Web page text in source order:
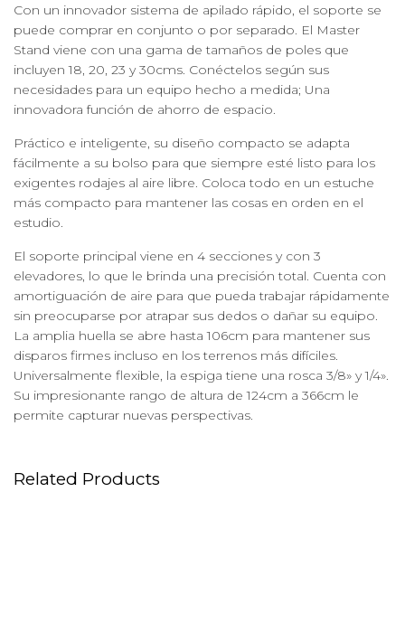
Con un innovador sistema de apilado rápido, el soporte se
puede comprar en conjunto o por separado. El Master
Stand viene con una gama de tamaños de poles que
incluyen 18, 20, 23 y 30cms. Conéctelos según sus
necesidades para un equipo hecho a medida; Una
innovadora función de ahorro de espacio.
Práctico e inteligente, su diseño compacto se adapta
fácilmente a su bolso para que siempre esté listo para los
exigentes rodajes al aire libre. Coloca todo en un estuche
más compacto para mantener las cosas en orden en el
estudio.
El soporte principal viene en 4 secciones y con 3
elevadores, lo que le brinda una precisión total. Cuenta con
amortiguación de aire para que pueda trabajar rápidamente
sin preocuparse por atrapar sus dedos o dañar su equipo.
La amplia huella se abre hasta 106cm para mantener sus
disparos firmes incluso en los terrenos más difíciles.
Universalmente flexible, la espiga tiene una rosca 3/8» y 1/4».
Su impresionante rango de altura de 124cm a 366cm le
permite capturar nuevas perspectivas.
Related Products